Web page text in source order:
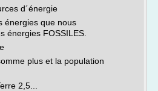
d´énergie
énergies que nous
énergies FOSSILES.
plus et la population
2,5...